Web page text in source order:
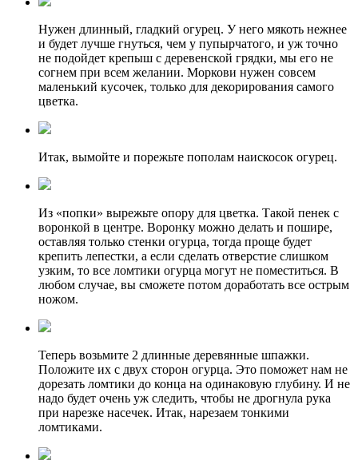
Нужен длинный, гладкий огурец. У него мякоть нежнее
и будет лучше гнуться, чем у пупырчатого, и уж точно
не подойдет крепыш с деревенской грядки, мы его не
согнем при всем желании. Моркови нужен совсем
маленький кусочек, только для декорирования самого
цветка.
Итак, вымойте и порежьте пополам наискосок огурец.
Из «попки» вырежьте опору для цветка. Такой пенек с
воронкой в центре. Воронку можно делать и пошире,
оставляя только стенки огурца, тогда проще будет
крепить лепестки, а если сделать отверстие слишком
узким, то все ломтики огурца могут не поместиться. В
любом случае, вы сможете потом доработать все острым
ножом.
Теперь возьмите 2 длинные деревянные шпажки.
Положите их с двух сторон огурца. Это поможет нам не
дорезать ломтики до конца на одинаковую глубину. И не
надо будет очень уж следить, чтобы не дрогнула рука
при нарезке насечек. Итак, нарезаем тонкими
ломтиками.